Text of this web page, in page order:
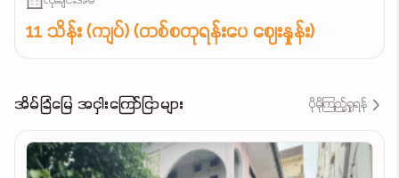
11 သိန်း (ကျပ်) (တစ်စတုရန်းပေ ဈေးနှုန်း)
အိမ်ခြံမြေ အငှါးကြော်ငြာများ ပိုမိုကြည့်ရှုရန်